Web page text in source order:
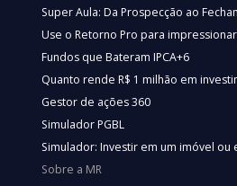
Super Aula: Da Prospecção ao
Use o Retorno Pro para
Fundos que Bateram IPCA+6
Quanto rende R$ 1 milhão em
Gestor de ações 360
Simulador PGBL
Simulador: Investir em um imóvel ou
Sobre a MR